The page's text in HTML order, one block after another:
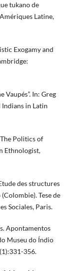
tukano de
Latine,
Exogamy and
Vaupés”. In: Greg
Indians in Latin
The Politics of
Ethnologist,
des structures
Tese de
Sociales, Paris.
Apontamentos
Museu do Índio
356.